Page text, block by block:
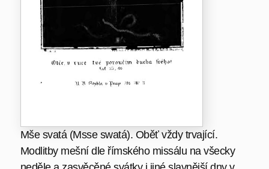
Mše svatá (Msse swatá). Oběť vždy trvající.
Modlitby mešní dle římského missálu na všecky